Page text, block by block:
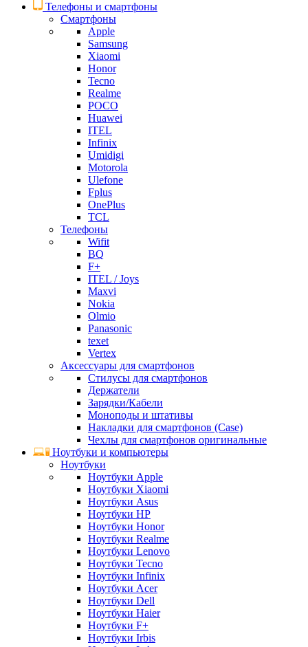
Телефоны и смартфоны
Смартфоны
Apple
Samsung
Xiaomi
Honor
Tecno
Realme
POCO
Huawei
ITEL
Infinix
Umidigi
Motorola
Ulefone
Fplus
OnePlus
TCL
Телефоны
Wifit
BQ
F+
ITEL / Joys
Maxvi
Nokia
Olmio
Panasonic
texet
Vertex
Аксессуары для смартфонов
Стилусы для смартфонов
Держатели
Зарядки/Кабели
Моноподы и штативы
Накладки для смартфонов (Case)
Чехлы для смартфонов оригинальные
Ноутбуки и компьютеры
Ноутбуки
Ноутбуки Apple
Ноутбуки Xiaomi
Ноутбуки Asus
Ноутбуки HP
Ноутбуки Honor
Ноутбуки Realme
Ноутбуки Lenovo
Ноутбуки Tecno
Ноутбуки Infinix
Ноутбуки Acer
Ноутбуки Dell
Ноутбуки Haier
Ноутбуки F+
Ноутбуки Irbis